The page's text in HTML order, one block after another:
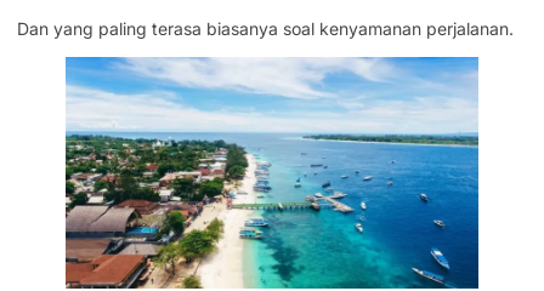
Dan yang paling terasa biasanya soal kenyamanan perjalanan.